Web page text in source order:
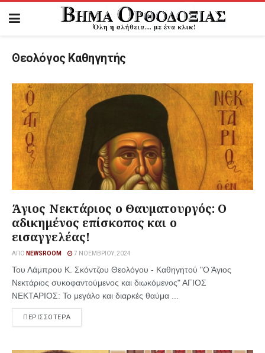
Θεολόγος Καθηγητής
Άγιος Νεκτάριος ο Θαυματουργός: Ο
αδικημένος επίσκοπος και ο
εισαγγελέας!
ΑΠΌ NEWSROOM 7 ΝΟΕΜΒΡΊΟΥ, 2024
Του Λάμπρου Κ. Σκόντζου Θεολόγου - Καθηγητού "Ο Άγιος
Νεκτάριος συκοφαντούμενος και διωκόμενος" ΑΓΙΟΣ
ΝΕΚΤΑΡΙΟΣ: Το μεγάλο και διαρκές θαύμα ...
ΠΕΡΙΣΣΟΤΕΡΑ